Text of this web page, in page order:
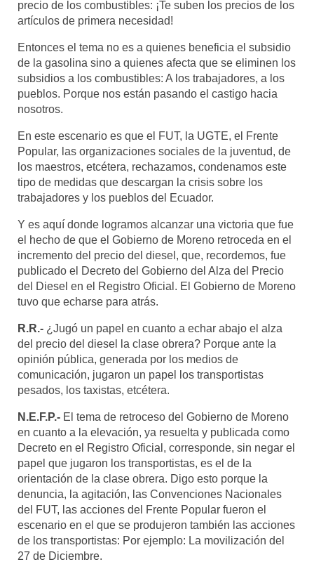
precio de los combustibles: ¡Te suben los precios de los
artículos de primera necesidad!
Entonces el tema no es a quienes beneficia el subsidio
de la gasolina sino a quienes afecta que se eliminen los
subsidios a los combustibles: A los trabajadores, a los
pueblos. Porque nos están pasando el castigo hacia
nosotros.
En este escenario es que el FUT, la UGTE, el Frente
Popular, las organizaciones sociales de la juventud, de
los maestros, etcétera, rechazamos, condenamos este
tipo de medidas que descargan la crisis sobre los
trabajadores y los pueblos del Ecuador.
Y es aquí donde logramos alcanzar una victoria que fue
el hecho de que el Gobierno de Moreno retroceda en el
incremento del precio del diesel, que, recordemos, fue
publicado el Decreto del Gobierno del Alza del Precio
del Diesel en el Registro Oficial. El Gobierno de Moreno
tuvo que echarse para atrás.
R.R.- ¿Jugó un papel en cuanto a echar abajo el alza
del precio del diesel la clase obrera? Porque ante la
opinión pública, generada por los medios de
comunicación, jugaron un papel los transportistas
pesados, los taxistas, etcétera.
N.E.F.P.- El tema de retroceso del Gobierno de Moreno
en cuanto a la elevación, ya resuelta y publicada como
Decreto en el Registro Oficial, corresponde, sin negar el
papel que jugaron los transportistas, es el de la
orientación de la clase obrera. Digo esto porque la
denuncia, la agitación, las Convenciones Nacionales
del FUT, las acciones del Frente Popular fueron el
escenario en el que se produjeron también las acciones
de los transportistas: Por ejemplo: La movilización del
27 de Diciembre.